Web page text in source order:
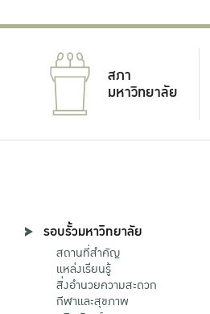
สภา
มหาวิทยาลัย
รอบรั้วมหาวิทยาลัย
สถานที่สำคัญ
แหล่งเรียนรู้
สิ่งอำนวยความสะดวก
กีฬาและสุขภาพ